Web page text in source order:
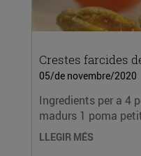
Crestes farcides
05/de novembre/2020
Ingredients per a 4
madurs 1 poma
LLEGIR MÉS